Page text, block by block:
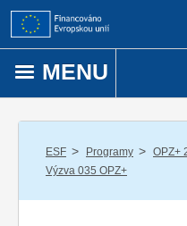
Přejít k obsahu
MENU
ESF / Programy / OPZ+
Výzva 035 OPZ+